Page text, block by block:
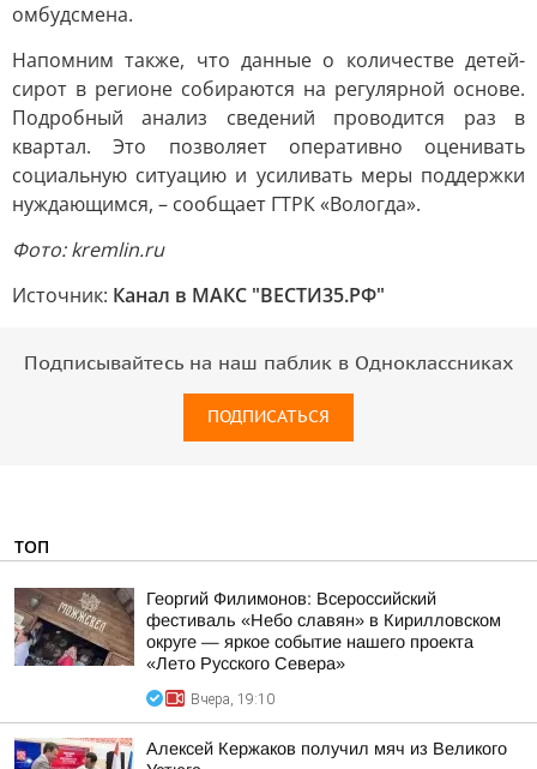
омбудсмена.
Напомним также, что данные о количестве детей-
сирот в регионе собираются на регулярной основе.
Подробный анализ сведений проводится раз в
квартал. Это позволяет оперативно оценивать
социальную ситуацию и усиливать меры поддержки
нуждающимся, – сообщает ГТРК «Вологда».
Фото: kremlin.ru
Источник: Канал в МАКС "ВЕСТИ35.РФ"
Подписывайтесь на наш паблик в Одноклассниках
ПОДПИСАТЬСЯ
ТОП
Георгий Филимонов: Всероссийский
фестиваль «Небо славян» в Кирилловском
округе — яркое событие нашего проекта
«Лето Русского Севера»
Вчера, 19:10
Алексей Кержаков получил мяч из Великого